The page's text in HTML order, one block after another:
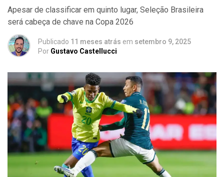
Apesar de classificar em quinto lugar, Seleção Brasileira
será cabeça de chave na Copa 2026
Publicado 11 meses atrás em setembro 9, 2025
Por Gustavo Castellucci